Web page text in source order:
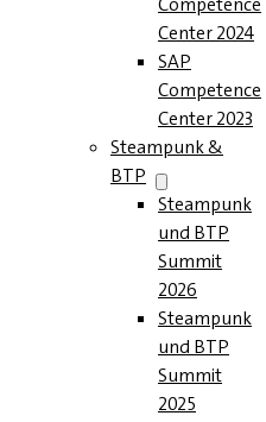
Center 2024
SAP
Competence
Center 2023
Steampunk &
BTP
Steampunk
und BTP
Summit
2026
Steampunk
und BTP
Summit
2025